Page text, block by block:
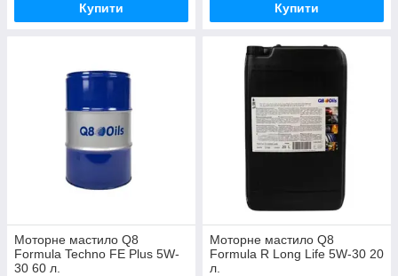
Купити Купити
Моторне мастило Q8
Formula Techno FE Plus 5W-
30 60 л.
Моторне мастило Q8
Formula R Long Life 5W-30 20
л.